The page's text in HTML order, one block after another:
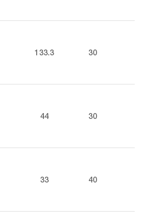
133.3 30
44 30
33 40